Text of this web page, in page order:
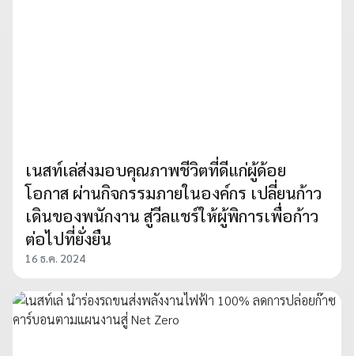
เนสท์เล่ส่งมอบคุณภาพชีวิตที่ดีแก่ผู้ด้อย
โอกาส ผ่านกิจกรรมภายในองค์กร เปลี่ยนก้าว
เดินของพนักงาน สู่วีลแชร์ให้ผู้พิการเพื่อก้าว
ต่อไปที่ยั่งยืน
16 ธ.ค. 2024